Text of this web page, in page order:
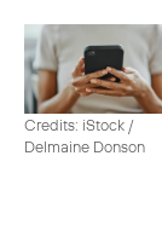
Credits: iStock /
Delmaine Donson